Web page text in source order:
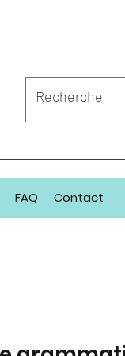
FAQ Contact